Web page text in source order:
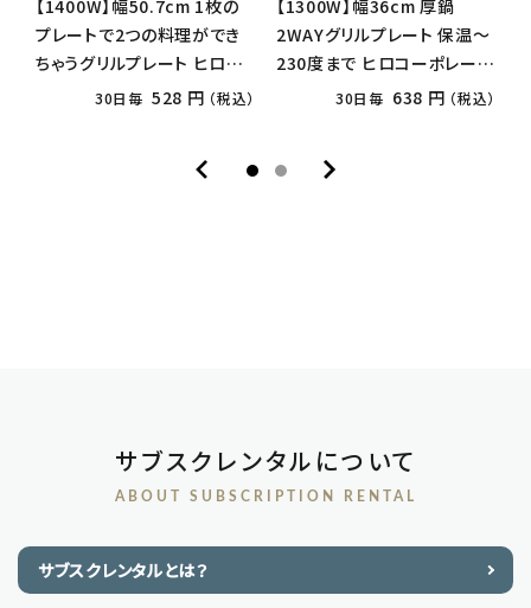
【1400W】幅50.7cm 1枚の
プレートで2つの料理ができ
ちゃうグリルプレート ヒロコ
ーポレーション HT-935 ホワ
30日毎 528 円 （税込）
【1300W】幅36cm 厚鍋
2WAYグリルプレート 保温〜
230度まで ヒロコーポレーシ
ョン HTG-137 2021年製造
30日毎 638 円 （税込）
サブスクレンタルについて
ABOUT SUBSCRIPTION RENTAL
サブスクレンタルとは？